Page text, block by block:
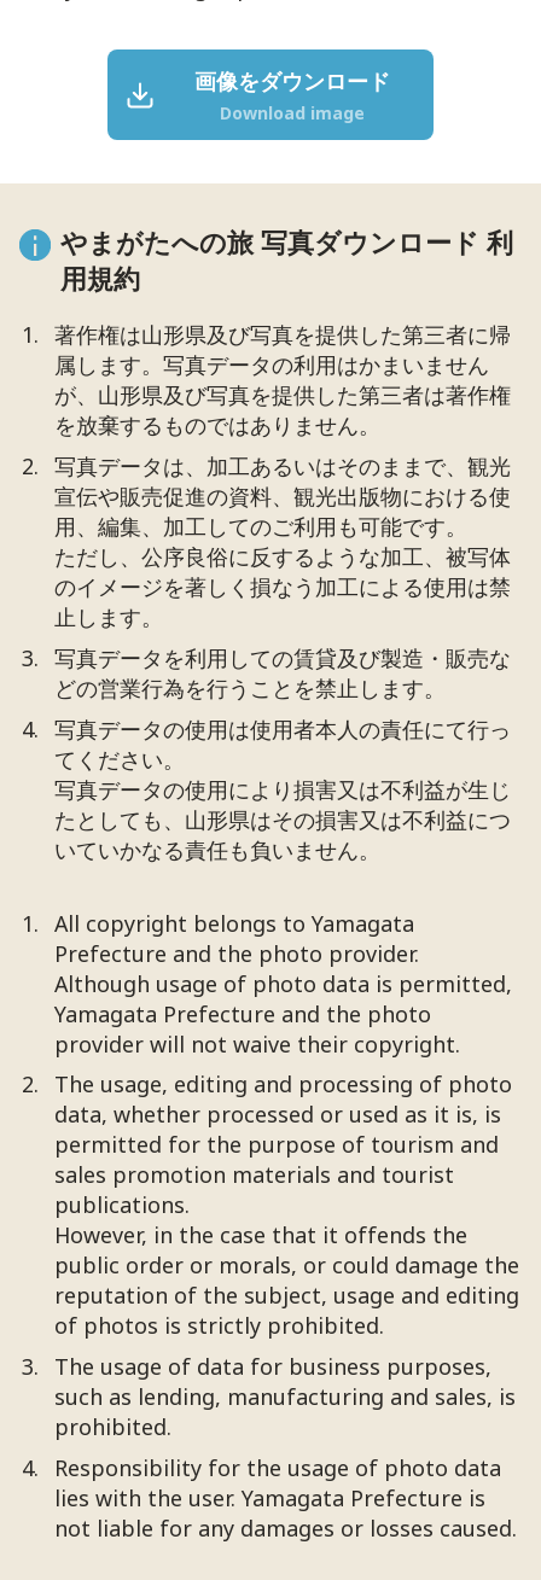
画像をダウンロード
Download image
やまがたへの旅 写真ダウンロード 利
用規約
著作権は山形県及び写真を提供した第三者に帰
属します。写真データの利用はかまいません
が、山形県及び写真を提供した第三者は著作権
を放棄するものではありません。
写真データは、加工あるいはそのままで、観光
宣伝や販売促進の資料、観光出版物における使
用、編集、加工してのご利用も可能です。
ただし、公序良俗に反するような加工、被写体
のイメージを著しく損なう加工による使用は禁
止します。
写真データを利用しての賃貸及び製造・販売な
どの営業行為を行うことを禁止します。
写真データの使用は使用者本人の責任にて行っ
てください。
写真データの使用により損害又は不利益が生じ
たとしても、山形県はその損害又は不利益につ
いていかなる責任も負いません。
All copyright belongs to Yamagata
Prefecture and the photo provider.
Although usage of photo data is permitted,
Yamagata Prefecture and the photo
provider will not waive their copyright.
The usage, editing and processing of photo
data, whether processed or used as it is, is
permitted for the purpose of tourism and
sales promotion materials and tourist
publications.
However, in the case that it offends the
public order or morals, or could damage the
reputation of the subject, usage and editing
of photos is strictly prohibited.
The usage of data for business purposes,
such as lending, manufacturing and sales, is
prohibited.
Responsibility for the usage of photo data
lies with the user. Yamagata Prefecture is
not liable for any damages or losses caused.